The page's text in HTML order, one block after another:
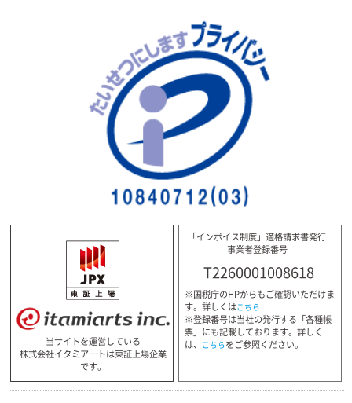
当サイトを運営している
株式会社イタミアートは東証上場企業
です。
「インボイス制度」適格請求書発行
事業者登録番号
T2260001008618
※国税庁のHPからもご確認いただけま
す。詳しくはこちら
※登録番号は当社の発行する「各種帳
票」にも記載しております。詳しく
は、 こちらをご参照ください。